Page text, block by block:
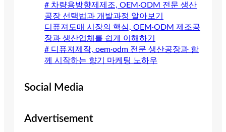
# 차량용방향제제조, OEM·ODM 전문 생산
공장 선택법과 개발과정 알아보기
디퓨져도매 시장의 핵심, OEM·ODM 제조공
장과 생산업체를 쉽게 이해하기
# 디퓨져제작, oem·odm 전문 생산공장과 함
께 시작하는 향기 마케팅 노하우
Social Media
Advertisement